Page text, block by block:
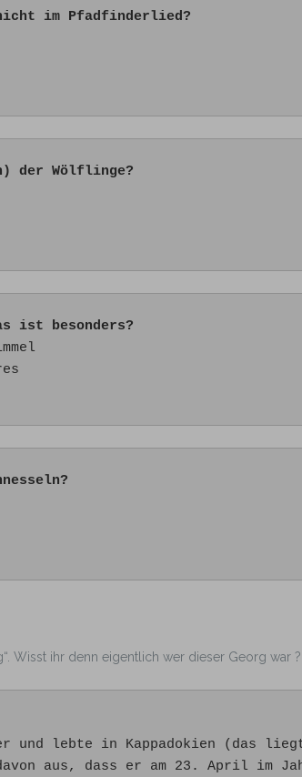
im Pfadfinderlied?
der Wölflinge?
ist besonders?
Wisst ihr denn eigentlich wer dieser Georg war
und lebte in Kappadokien (das
aus, dass er am 23. April im